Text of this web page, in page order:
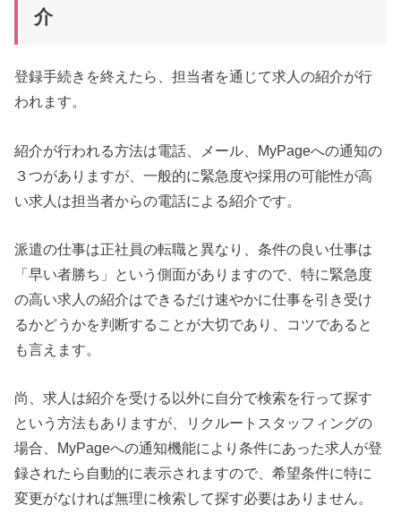
介
登録手続きを終えたら、担当者を通じて求人の紹介が行
われます。
紹介が行われる方法は電話、メール、MyPageへの通知の
３つがありますが、一般的に緊急度や採用の可能性が高
い求人は担当者からの電話による紹介です。
派遣の仕事は正社員の転職と異なり、条件の良い仕事は
「早い者勝ち」という側面がありますので、特に緊急度
の高い求人の紹介はできるだけ速やかに仕事を引き受け
るかどうかを判断することが大切であり、コツであると
も言えます。
尚、求人は紹介を受ける以外に自分で検索を行って探す
という方法もありますが、リクルートスタッフィングの
場合、MyPageへの通知機能により条件にあった求人が登
録されたら自動的に表示されますので、希望条件に特に
変更がなければ無理に検索して探す必要はありません。